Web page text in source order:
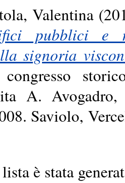
Valentina
pubblici e
signoria
A.
Saviolo,
è stata